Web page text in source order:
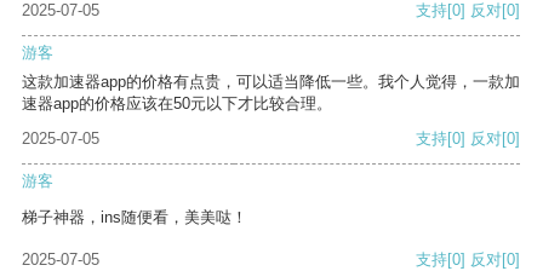
2025-07-05 支持[0] 反对[0]
游客
这款加速器app的价格有点贵，可以适当降低一些。我个人觉得，一款加
速器app的价格应该在50元以下才比较合理。
2025-07-05
支持[0] 反对[0]
游客
梯子神器，ins随便看，美美哒！
2025-07-05 支持[0] 反对[0]